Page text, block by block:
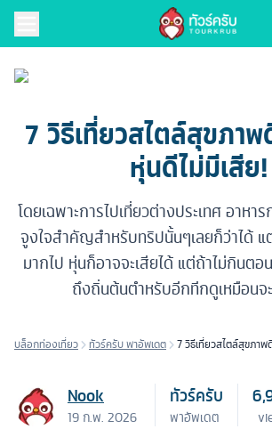
7 วิธีเที่ยวสไตล์สุขภา
หุ่นดีไม่มีเสีย!
โดยเฉพาะการไปเที่ยวต่างประเทศ อาหา
จูงใจสำคัญสำหรับทริปนั้นๆเลยก็ว่าได้
มากไป หุ่นก็อาจจะเสียได้ แต่ถ้าไม่กินตอ
ถึงถิ่นต้นตำหรับอีกทีกดูเหมือนจ
บล็อกท่องเที่ยว ทัวร์ครับ พาอัพเดต
7 วิธีเที่ยวสไตล์สุขภาพ
Nook
19 ก.พ. 2026
ทัวร์ครับ
พาอัพเดต